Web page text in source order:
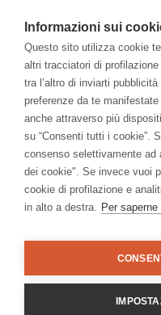
Con il
Bando “Musei di
Informazioni sui
Questo sito utilizza cookie
altri tracciatori di
tra l’altro di inviarti
preferenze da te
anche attraverso più
su “Consenti tutti i cookie”.
consenso selettivamente
dei cookie". Se invece vuoi
cookie di profilazione e
in alto a destra. Per saperne